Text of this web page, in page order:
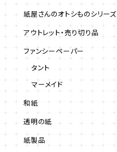
紙屋さんのオトシものシリーズ
アウトレット・売り切り品
ファンシーペーパー
タント
マーメイド
和紙
透明の紙
紙製品